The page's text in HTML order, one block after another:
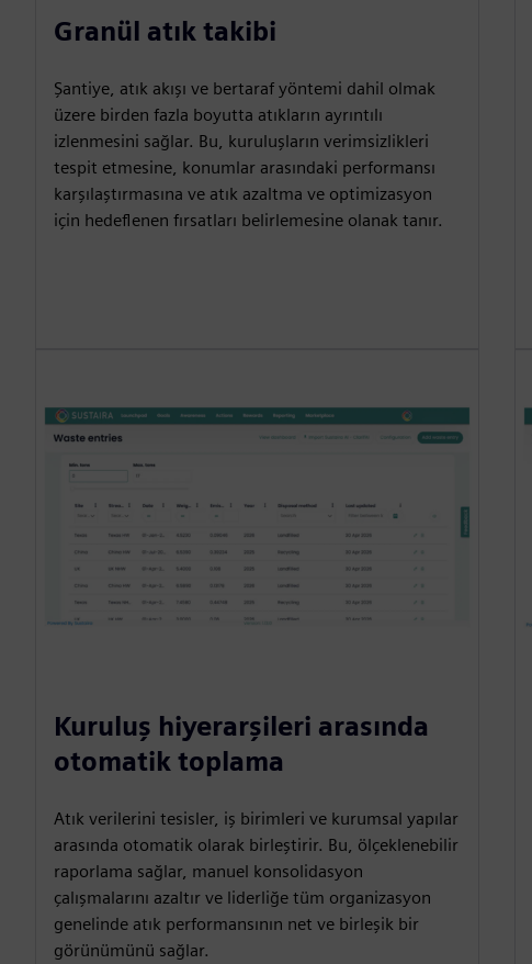
Granül atık takibi
Şantiye, atık akışı ve bertaraf yöntemi dahil olmak
üzere birden fazla boyutta atıkların ayrıntılı
izlenmesini sağlar. Bu, kuruluşların verimsizlikleri
tespit etmesine, konumlar arasındaki performansı
karşılaştırmasına ve atık azaltma ve optimizasyon
için hedeflenen fırsatları belirlemesine olanak tanır.
Kuruluş hiyerarşileri arasında
otomatik toplama
Atık verilerini tesisler, iş birimleri ve kurumsal yapılar
arasında otomatik olarak birleştirir. Bu, ölçeklenebilir
raporlama sağlar, manuel konsolidasyon
çalışmalarını azaltır ve liderliğe tüm organizasyon
genelinde atık performansının net ve birleşik bir
görünümünü sağlar.